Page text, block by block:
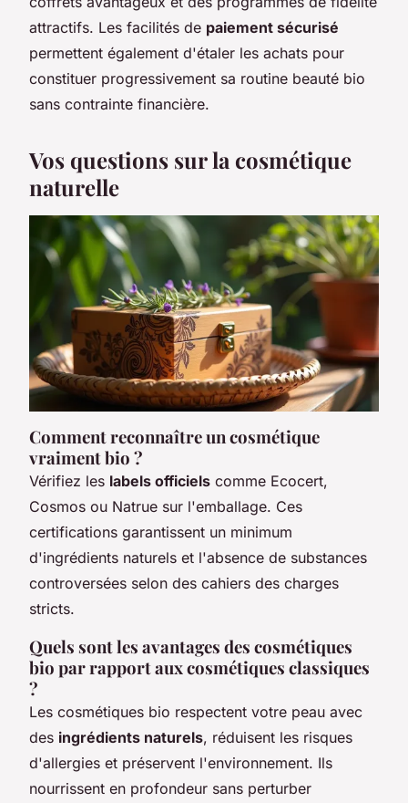
attractifs. Les facilités de paiement sécurisé
permettent également d'étaler les achats pour
constituer progressivement sa routine beauté bio
sans contrainte financière.
Vos questions sur la cosmétique
naturelle
Comment reconnaître un cosmétique
vraiment bio ?
Vérifiez les labels officiels comme Ecocert,
Cosmos ou Natrue sur l'emballage. Ces
certifications garantissent un minimum
d'ingrédients naturels et l'absence de substances
controversées selon des cahiers des charges
stricts.
Quels sont les avantages des cosmétiques
bio par rapport aux cosmétiques classiques
?
Les cosmétiques bio respectent votre peau avec
des ingrédients naturels, réduisent les risques
d'allergies et préservent l'environnement. Ils
nourrissent en profondeur sans perturber